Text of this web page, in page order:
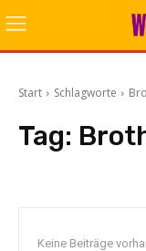
Start Schlagworte
Tag:
Keine Beiträge